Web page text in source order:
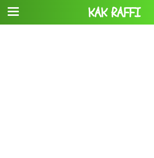
KAK RAFFI